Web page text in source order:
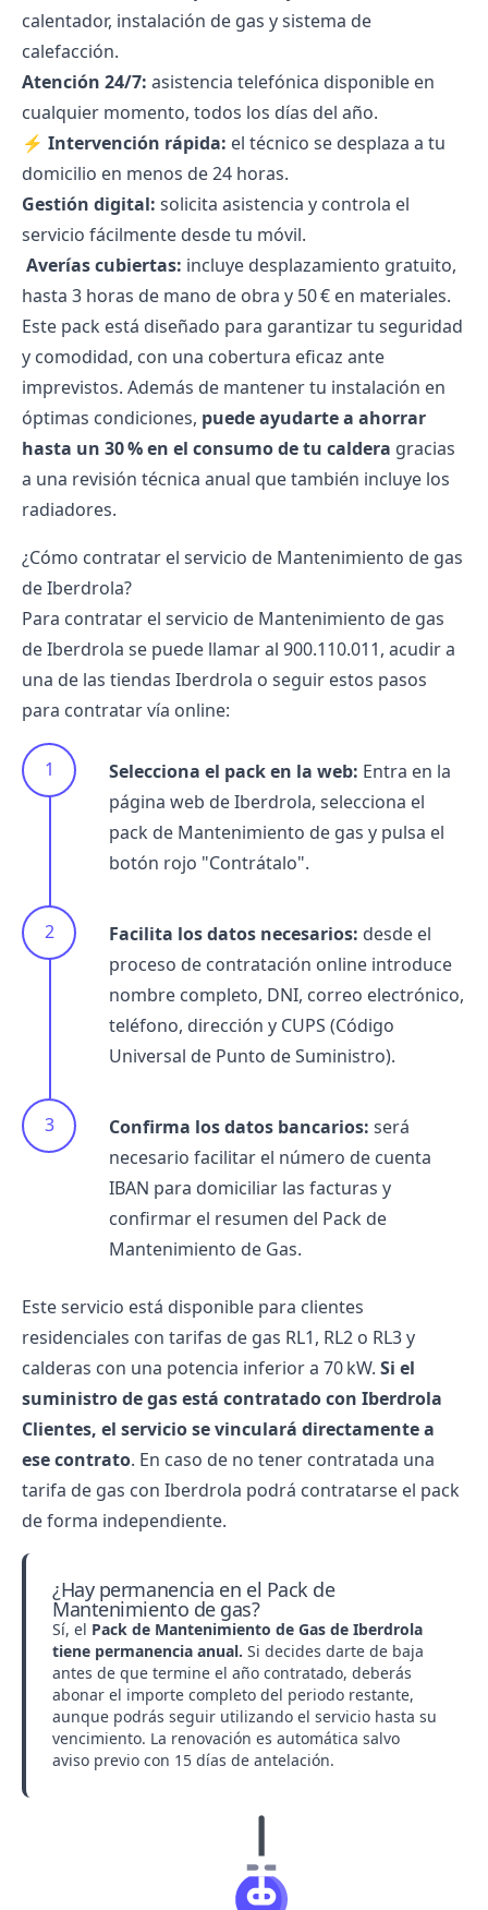
calentador, instalación de gas y sistema de
calefacción.
Atención 24/7: asistencia telefónica disponible en
cualquier momento, todos los días del año.
⚡ Intervención rápida: el técnico se desplaza a tu
domicilio en menos de 24 horas.
Gestión digital: solicita asistencia y controla el
servicio fácilmente desde tu móvil.
Averías cubiertas: incluye desplazamiento gratuito,
hasta 3 horas de mano de obra y 50 € en materiales.
Este pack está diseñado para garantizar tu seguridad
y comodidad, con una cobertura eficaz ante
imprevistos. Además de mantener tu instalación en
óptimas condiciones, puede ayudarte a ahorrar
hasta un 30 % en el consumo de tu caldera gracias
a una revisión técnica anual que también incluye los
radiadores.
¿Cómo contratar el servicio de Mantenimiento de gas
de Iberdrola?
Para contratar el servicio de Mantenimiento de gas
de Iberdrola se puede llamar al 900.110.011, acudir a
una de las tiendas Iberdrola o seguir estos pasos
para contratar vía online:
Selecciona el pack en la web: Entra en la
página web de Iberdrola, selecciona el
pack de Mantenimiento de gas y pulsa el
botón rojo "Contrátalo".
Facilita los datos necesarios: desde el
proceso de contratación online introduce
nombre completo, DNI, correo electrónico,
teléfono, dirección y CUPS (Código
Universal de Punto de Suministro).
Confirma los datos bancarios: será
necesario facilitar el número de cuenta
IBAN para domiciliar las facturas y
confirmar el resumen del Pack de
Mantenimiento de Gas.
Este servicio está disponible para clientes
residenciales con tarifas de gas RL1, RL2 o RL3 y
calderas con una potencia inferior a 70 kW. Si el
suministro de gas está contratado con Iberdrola
Clientes, el servicio se vinculará directamente a
ese contrato. En caso de no tener contratada una
tarifa de gas con Iberdrola podrá contratarse el pack
de forma independiente.
¿Hay permanencia en el Pack de
Mantenimiento de gas?
Sí, el Pack de Mantenimiento de Gas de Iberdrola
tiene permanencia anual. Si decides darte de baja
antes de que termine el año contratado, deberás
abonar el importe completo del periodo restante,
aunque podrás seguir utilizando el servicio hasta su
vencimiento. La renovación es automática salvo
aviso previo con 15 días de antelación.